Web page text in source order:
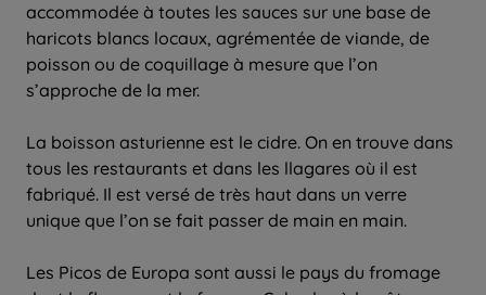
accommodée à toutes les sauces sur une base de
haricots blancs locaux, agrémentée de viande, de
poisson ou de coquillage à mesure que l’on
s’approche de la mer.
La boisson asturienne est le cidre. On en trouve dans
tous les restaurants et dans les llagares où il est
fabriqué. Il est versé de très haut dans un verre
unique que l’on se fait passer de main en main.
Les Picos de Europa sont aussi le pays du fromage